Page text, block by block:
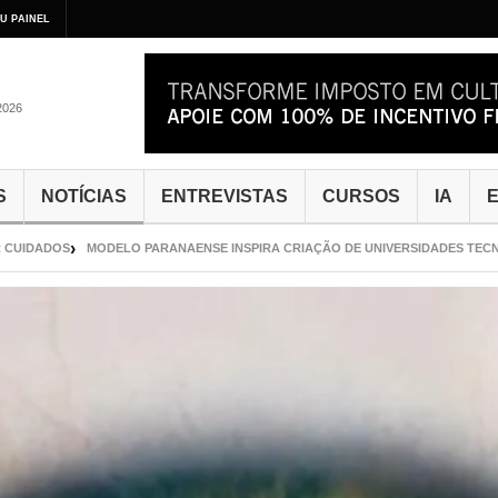
PAINEL
NOTÍCIAS ENTREVISTAS CURSOS IA
MODELO PARANAENSE INSPIRA CRIAÇÃO DE UNIVERSIDADES